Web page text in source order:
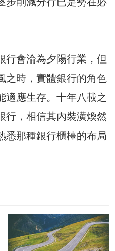
行會淪為夕陽行業，但
之時，實體銀行的角色
適應生存。十年八載之
行，相信其內裝潢煥然
悉那種銀行櫃檯的布局